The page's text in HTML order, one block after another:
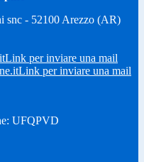
snc - 52100 Arezzo (AR)
Link per inviare una mail
Link per inviare una mail
UFQPVD